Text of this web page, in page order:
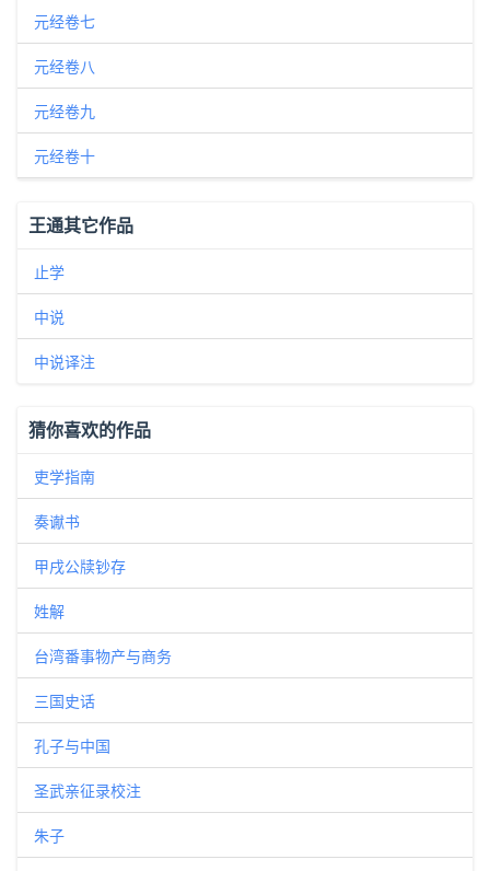
元经卷七
元经卷八
元经卷九
元经卷十
王通其它作品
止学
中说
中说译注
猜你喜欢的作品
吏学指南
奏谳书
甲戌公牍钞存
姓解
台湾番事物产与商务
三国史话
孔子与中国
圣武亲征录校注
朱子